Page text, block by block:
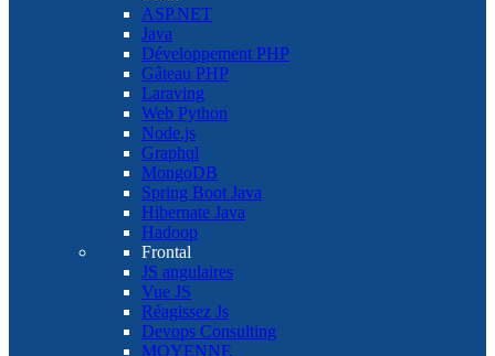
ASP.NET
Java
Développement PHP
Gâteau PHP
Laraving
Web Python
Node.js
Graphql
MongoDB
Spring Boot Java
Hibernate Java
Hadoop
Frontal
JS angulaires
Vue JS
Réagissez Js
Devops Consulting
MOYENNE